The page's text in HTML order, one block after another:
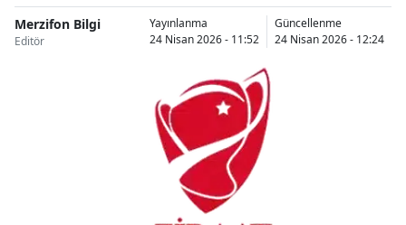
Merzifon Bilgi
Editör
Yayınlanma
24 Nisan 2026 - 11:52
Güncellenme
24 Nisan 2026 - 12:24